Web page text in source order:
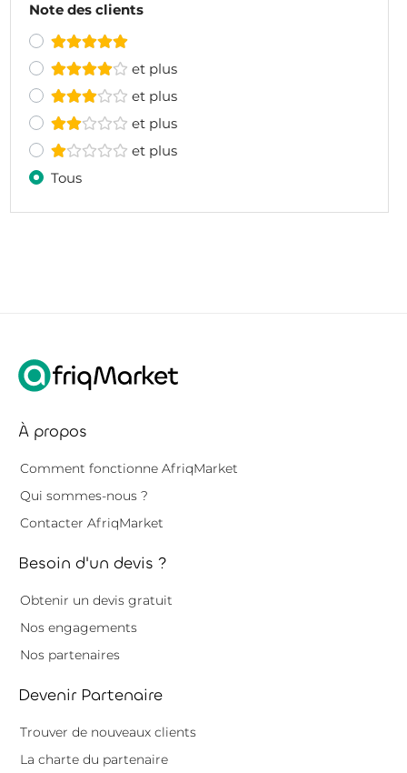
Note des clients
et plus
et plus
et plus
et plus
Tous
À propos
Comment fonctionne AfriqMarket
Qui sommes-nous ?
Contacter AfriqMarket
Besoin d'un devis ?
Obtenir un devis gratuit
Nos engagements
Nos partenaires
Devenir Partenaire
Trouver de nouveaux clients
La charte du partenaire